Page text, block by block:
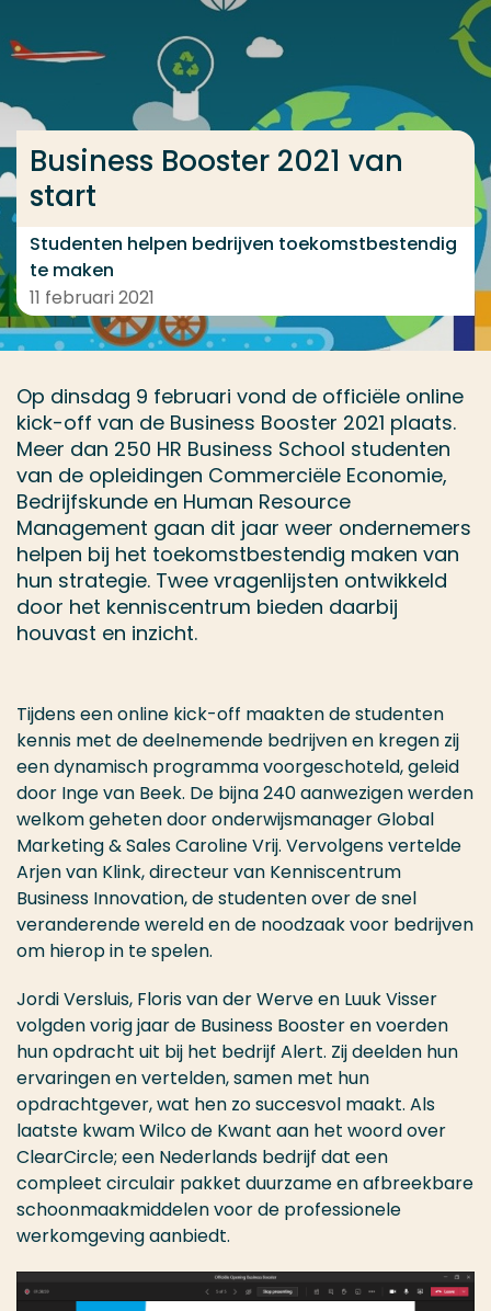
Ga direct naar de content
Business Booster 2021 van
start
Studenten helpen bedrijven toekomstbestendig
te maken
11 februari 2021
Op dinsdag 9 februari vond de officiële online
kick-off van de Business Booster 2021 plaats.
Meer dan 250 HR Business School studenten
van de opleidingen Commerciële Economie,
Bedrijfskunde en Human Resource
Management gaan dit jaar weer ondernemers
helpen bij het toekomstbestendig maken van
hun strategie. Twee vragenlijsten ontwikkeld
door het kenniscentrum bieden daarbij
houvast en inzicht.
Tijdens een online kick-off maakten de studenten
kennis met de deelnemende bedrijven en kregen zij
een dynamisch programma voorgeschoteld, geleid
door Inge van Beek. De bijna 240 aanwezigen werden
welkom geheten door onderwijsmanager Global
Marketing & Sales Caroline Vrij. Vervolgens vertelde
Arjen van Klink, directeur van Kenniscentrum
Business Innovation, de studenten over de snel
veranderende wereld en de noodzaak voor bedrijven
om hierop in te spelen.
Jordi Versluis, Floris van der Werve en Luuk Visser
volgden vorig jaar de Business Booster en voerden
hun opdracht uit bij het bedrijf Alert. Zij deelden hun
ervaringen en vertelden, samen met hun
opdrachtgever, wat hen zo succesvol maakt. Als
laatste kwam Wilco de Kwant aan het woord over
ClearCircle; een Nederlands bedrijf dat een
compleet circulair pakket duurzame en afbreekbare
schoonmaakmiddelen voor de professionele
werkomgeving aanbiedt.
Veel gezocht
Opleiding
Contact